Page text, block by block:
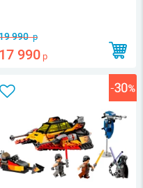
990р
17 990 р